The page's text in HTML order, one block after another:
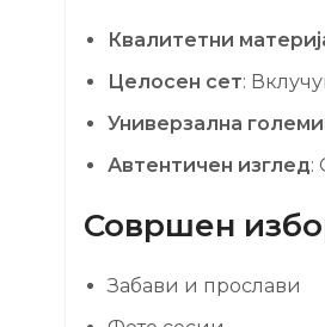
Квалитетни
Целосен сет:
Универзална
Автентичен изглед:
Совршен
Забави и прослави